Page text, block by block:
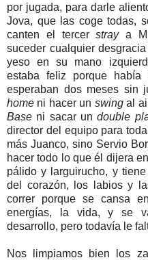
por jugada, para darle
Jova, que las coge todas,
canten el tercerstraya
suceder cualquier
yeso en su mano
estaba feliz porque
esperaban dos meses sin
home ni hacer un swingal
Base ni sacar undouble
director del equipo para
más Juanco, sino Servio
hacer todo lo que él dijera
pálido y larguirucho, y
del corazón, los labios y
correr porque se cansa
energías, la vida, y se
desarrollo, pero todavía le
Nos limpiamos bien los